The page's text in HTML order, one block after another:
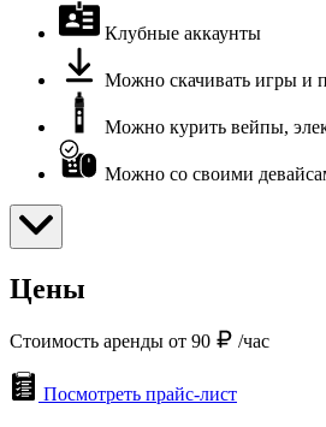
Клубные аккаунты
Можно скачивать игры и
Можно курить вейпы,
Можно со своими
Цены
Стоимость аренды от 90 /час
Посмотреть прайс-лист